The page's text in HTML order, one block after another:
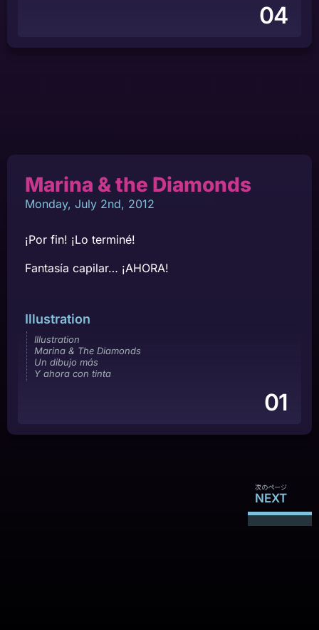
04
Marina & the Diamonds
Monday, July 2nd, 2012
¡Por fin! ¡Lo terminé!
Fantasía capilar… ¡AHORA!
Illustration
Illustration
Marina & The Diamonds
Un dibujo más
Y ahora con tinta
01
NEXT
次のページ